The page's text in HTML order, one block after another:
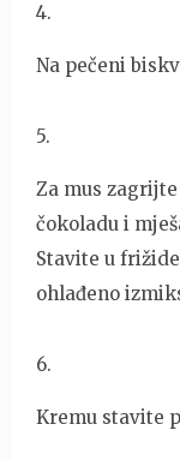
4.
Na pečeni
5.
Za mus
čokoladu i
Stavite u
ohlađeno
6.
Kremu stavite